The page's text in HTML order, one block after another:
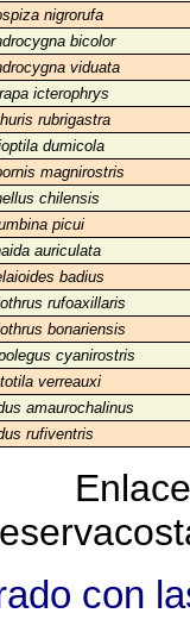
nigrorufa
bicolor
viduata
icterophrys
rubrigastra
dumicola
magnirostris
chilensis
picui
auriculata
badius
rufoaxillaris
bonariensis
cyanirostris
verreauxi
amaurochalinus
rufiventris
con